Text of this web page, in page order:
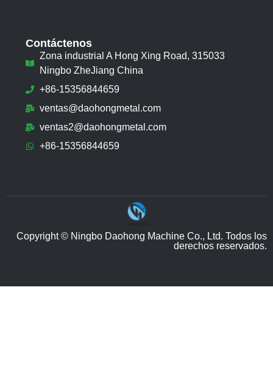
Contáctenos
Zona industrial A Hong Xing Road, 315033
Ningbo ZheJiang China
+86-15356844659
ventas@daohongmetal.com
ventas2@daohongmetal.com
+86-15356844659
Copyright © Ningbo Daohong Machine Co., Ltd. Todos los
derechos reservados.